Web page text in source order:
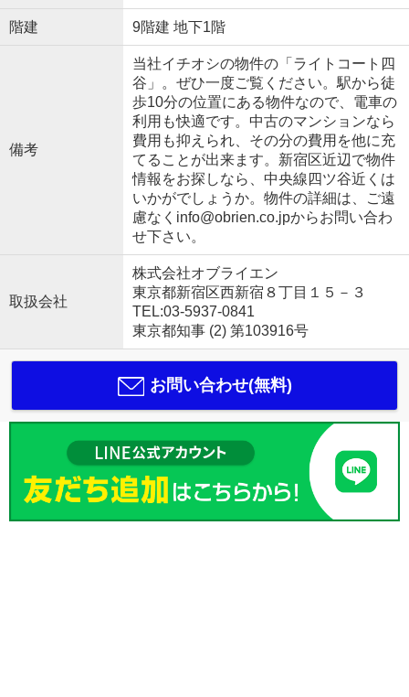
階建 9階建 地下1階
備考
当社イチオシの物件の「ライトコート四
谷」。ぜひ一度ご覧ください。駅から徒
歩10分の位置にある物件なので、電車の
利用も快適です。中古のマンションなら
費用も抑えられ、その分の費用を他に充
てることが出来ます。新宿区近辺で物件
情報をお探しなら、中央線四ツ谷近くは
いかがでしょうか。物件の詳細は、ご遠
慮なくinfo@obrien.co.jpからお問い合わ
せ下さい。
取扱会社
株式会社オブライエン
東京都新宿区西新宿８丁目１５－３
TEL:03-5937-0841
東京都知事 (2) 第103916号
お問い合わせ(無料)